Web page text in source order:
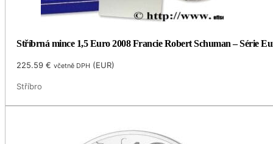
Stříbrná mince 1,5 Euro 2008 Francie Robert Schuman – Série
225.59€ včetně DPH (EUR)
Stříbro